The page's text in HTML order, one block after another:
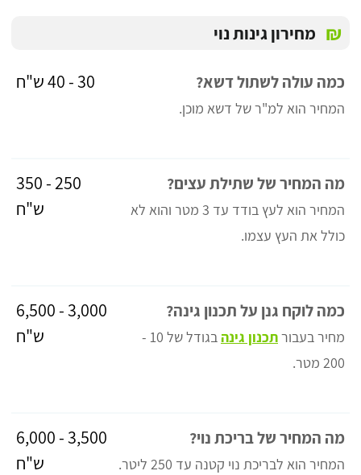
₪ מחירון גינות נוי
כמה עולה לשתול דשא?
המחיר הוא למ"ר של דשא מוכן.
30 - 40 ש"ח
מה המחיר של שתילת עצים?
המחיר הוא לעץ בודד עד 3 מטר והוא לא
כולל את העץ עצמו.
250 - 350
ש"ח
כמה לוקח גנן על תכנון גינה?
מחיר בעבורתכנון גינה
בגודל של 10 -
200 מטר.
3,000 - 6,500
ש"ח
מה המחיר של בריכת נוי?
המחיר הוא לבריכת נוי קטנה עד 250 ליטר.
3,500 - 6,000
ש"ח